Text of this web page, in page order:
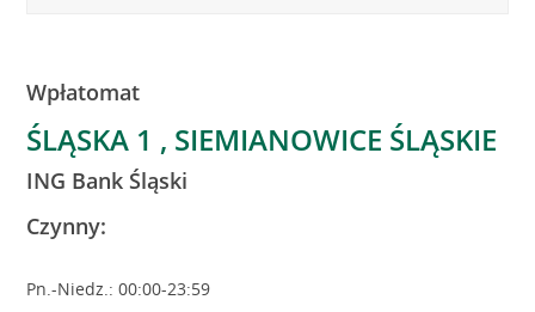
Wpłatomat
ŚLĄSKA 1 , SIEMIANOWICE ŚLĄSKIE
ING Bank Śląski
Czynny:
Pn.-Niedz.: 00:00-23:59